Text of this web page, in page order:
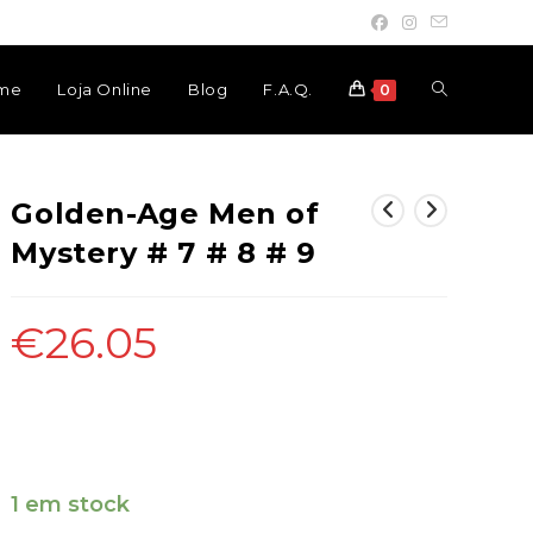
Loja Online Blog F.A.Q. 0 Toggle
Golden-Age Men of
Mystery # 7 # 8 # 9
€26.05
1 em stock